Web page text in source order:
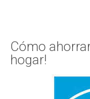
Cómo
hogar!